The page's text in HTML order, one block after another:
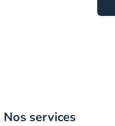
Nos services